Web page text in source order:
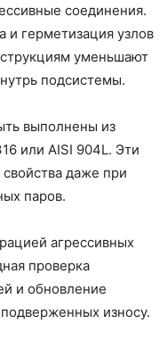
соединения.
и герметизация узлов
уменьшают
подсистемы.
выполнены из
или AISI 904L. Эти
даже при
паров.
агрессивных
проверка
и обновление
износу.